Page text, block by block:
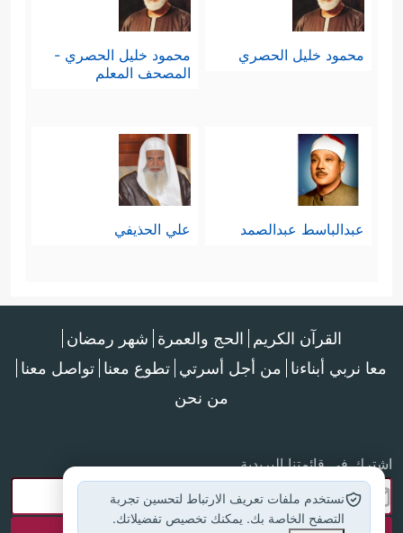
محمود خليل الحصري
محمود خليل الحصري -
المصحف المعلم
عبدالباسط عبدالصمد علي الحذيفي
القرآن الكريم الحج والعمرة شهر رمضان
معا نربي أبناءنا من أجل أسرتي تطوع معنا تواصل معنا
من نحن
اشترك في قائمتنا البريدية
نستخدم ملفات تعريف الارتباط لتحسين تجربة
التصفح الخاصة بك. يمكنك تخصيص تفضيلاتك.